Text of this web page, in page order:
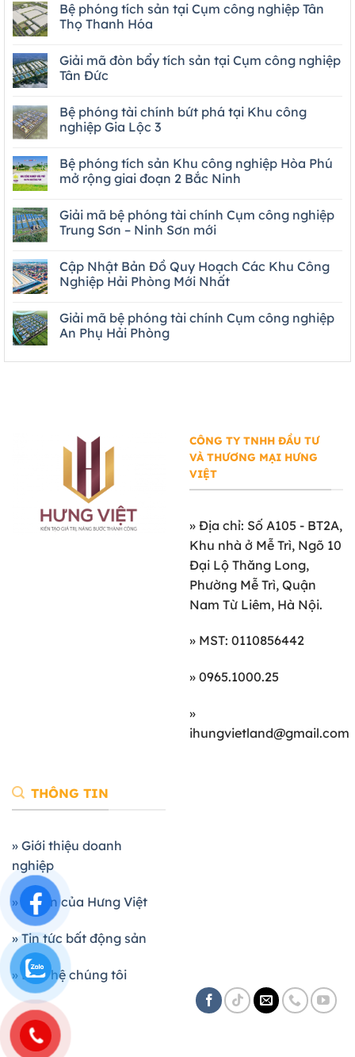
Bệ phóng tích sản tại Cụm công nghiệp Tân
Thọ Thanh Hóa
Giải mã đòn bẩy tích sản tại Cụm công nghiệp
Tân Đức
Bệ phóng tài chính bứt phá tại Khu công
nghiệp Gia Lộc 3
Bệ phóng tích sản Khu công nghiệp Hòa Phú
mở rộng giai đoạn 2 Bắc Ninh
Giải mã bệ phóng tài chính Cụm công nghiệp
Trung Sơn – Ninh Sơn mới
Cập Nhật Bản Đồ Quy Hoạch Các Khu Công
Nghiệp Hải Phòng Mới Nhất
Giải mã bệ phóng tài chính Cụm công nghiệp
An Phụ Hải Phòng
CÔNG TY TNHH ĐẦU TƯ
VÀ THƯƠNG MẠI HƯNG
VIỆT
» Địa chỉ: Số A105 - BT2A,
Khu nhà ở Mễ Trì, Ngõ 10
Đại Lộ Thăng Long,
Phường Mễ Trì, Quận
Nam Từ Liêm, Hà Nội.
» MST: 0110856442
» 0965.1000.25
»
ihungvietland@gmail.com
THÔNG TIN
» Giới thiệu doanh
nghiệp
» Dự án của Hưng Việt
» Tin tức bất động sản
» Liên hệ chúng tôi